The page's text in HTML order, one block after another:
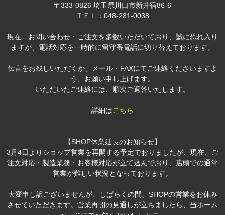
〒333-0826 埼玉県川口市新井宿86-6
ＴＥＬ：048-281-0038
現在、お問い合わせ・ご注文を多数いただいており、誠に恐れ入り
ますが、電話対応を一時的に留守番電話に切り替えております。
伝言をお残しいただくか、メール・FAXにてご連絡くださいますよ
う、お願い申し上げます。
いただいたご連絡には、順次ご返答いたします。
詳細はこちら
【SHOP休業延長のお知らせ】
3月4日よりショップ営業を再開する予定でおりましたが、現在、ご
注文対応・製造業務・お客様対応が立て込んでおり、店頭での通常
営業が難しい状況となっております。
大変申し訳ございませんが、しばらくの間、SHOPの営業をお休み
させていただきます。営業再開の見通しが立ちましたら、当ホーム